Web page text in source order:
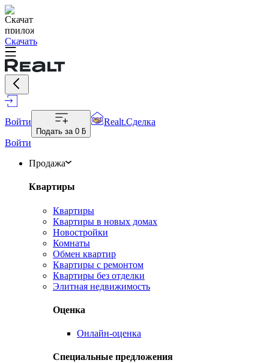
Скачать
Войти
Подать за 0 ƃ
Realt.Сделка
Войти
Продажа
Квартиры
Квартиры
Квартиры в новых домах
Новостройки
Комнаты
Обмен квартир
Квартиры с ремонтом
Квартиры без отделки
Элитная недвижимость
Оценка
Онлайн-оценка
Специальные предложения